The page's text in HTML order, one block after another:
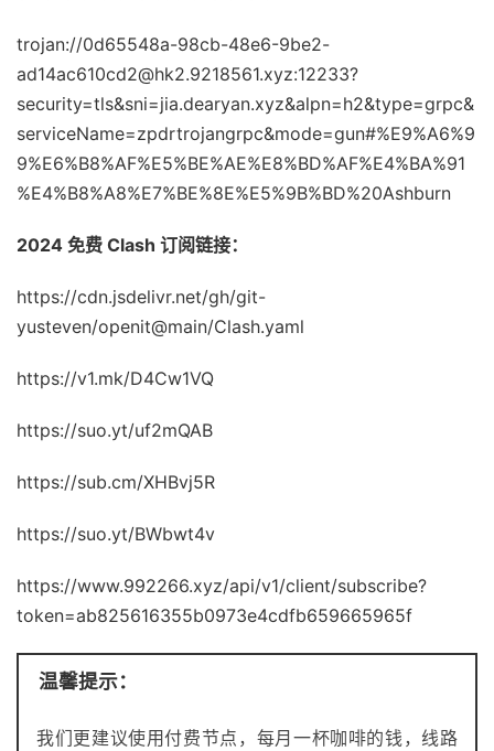
trojan://0d65548a-98cb-48e6-9be2-
ad14ac610cd2@hk2.9218561.xyz:12233?
security=tls&sni=jia.dearyan.xyz&alpn=h2&type=grpc&
serviceName=zpdrtrojangrpc&mode=gun#%E9%A6%9
9%E6%B8%AF%E5%BE%AE%E8%BD%AF%E4%BA%91
%E4%B8%A8%E7%BE%8E%E5%9B%BD%20Ashburn
2024 免费 Clash 订阅链接：
https://cdn.jsdelivr.net/gh/git-
yusteven/openit@main/Clash.yaml
https://v1.mk/D4Cw1VQ
https://suo.yt/uf2mQAB
https://sub.cm/XHBvj5R
https://suo.yt/BWbwt4v
https://www.992266.xyz/api/v1/client/subscribe?
token=ab825616355b0973e4cdfb659665965f
温馨提示：
我们更建议使用付费节点，每月一杯咖啡的钱，线路